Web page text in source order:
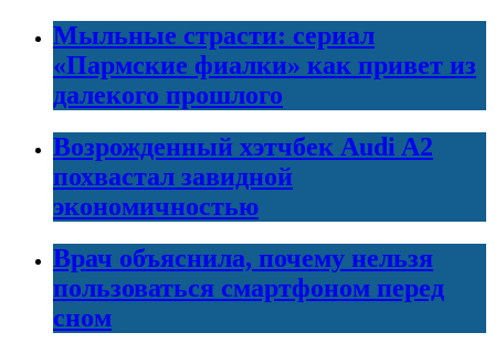
Мыльные страсти: сериал
«Пармские фиалки» как привет из
далекого прошлого
Возрожденный хэтчбек Audi A2
похвастал завидной
экономичностью
Врач объяснила, почему нельзя
пользоваться смартфоном перед
сном